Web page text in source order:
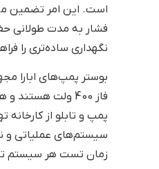
است. این امر تضمین
فشار به مدت طولانی
نگهداری ساده‌تری را
بوستر پمپ‌های ابارا
فاز 400 ولت
پمپ و تابلو از
سیستم‌های عملیاتی و
زمان تست هر سیستم